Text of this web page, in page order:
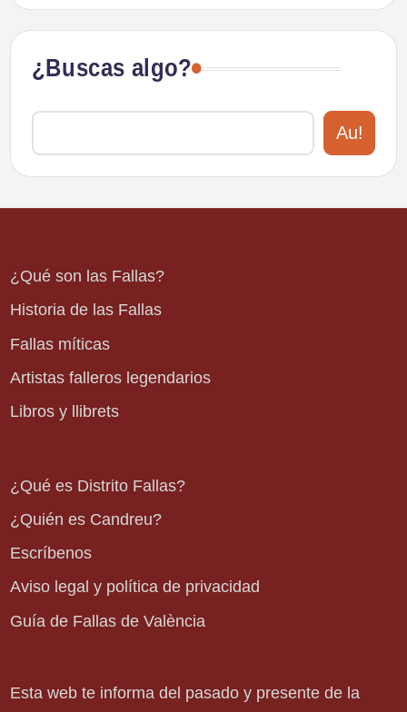
¿Buscas algo?
Au!
¿Qué son las Fallas?
Historia de las Fallas
Fallas míticas
Artistas falleros legendarios
Libros y llibrets
¿Qué es Distrito Fallas?
¿Quién es Candreu?
Escríbenos
Aviso legal y política de privacidad
Guía de Fallas de València
Esta web te informa del pasado y presente de la